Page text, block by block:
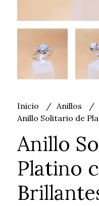
Inicio Anillos
Anillo Solitario de
Anillo
Platino